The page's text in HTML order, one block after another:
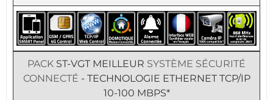
PACK ST-VGT MEILLEUR SYSTÈME SÉCURITÉ
CONNECTÉ - TECHNOLOGIE ETHERNET TCP/IP
10-100 MBPS*